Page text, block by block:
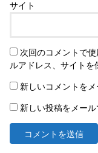
サイト
次回のコメントで
ルアドレス、サイトを
新しいコメントを
新しい投稿をメー